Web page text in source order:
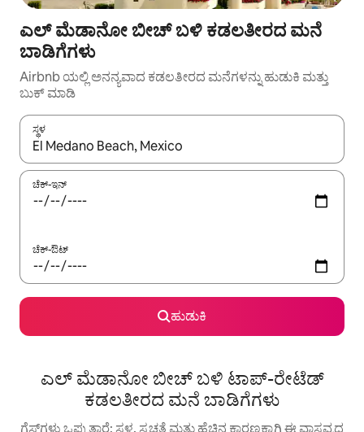
ಎಲ್ ಮೆಡಾನೋ ಬೀಚ್ ಬಳಿ ಕಡಲತೀರದ ಮನೆ
ಬಾಡಿಗೆಗಳು
Airbnb ಯಲ್ಲಿ ಅನನ್ಯವಾದ ಕಡಲತೀರದ ಮನೆಗಳನ್ನು ಹುಡುಕಿ ಮತ್ತು
ಬುಕ್ ಮಾಡಿ
ಸ್ಥಳ
ಫಲಿತಾಂಶಗಳು ಲಭ್ಯವಿರುವಾಗ, ಅಪ್ ಮತ್ತು ಡೌನ್ ಬಾಣದ ಕೀಲಿಗಳೊಂದಿಗೆ
ಚೆಕ್-ಇನ್
ಚೆಕ್-ಔಟ್
ಹುಡುಕಿ
ಎಲ್ ಮೆಡಾನೋ ಬೀಚ್ ಬಳಿ ಟಾಪ್-ರೇಟೆಡ್
ಕಡಲತೀರದ ಮನೆ ಬಾಡಿಗೆಗಳು
ಗೆಸ್ಟ್‌ಗಳು ಒಪ್ಪುತ್ತಾರೆ: ಸ್ಥಳ, ಸ್ವಚ್ಛತೆ ಮತ್ತು ಹೆಚ್ಚಿನ ಕಾರಣಕ್ಕಾಗಿ ಈ ವಾಸ್ತವ್ಯದ